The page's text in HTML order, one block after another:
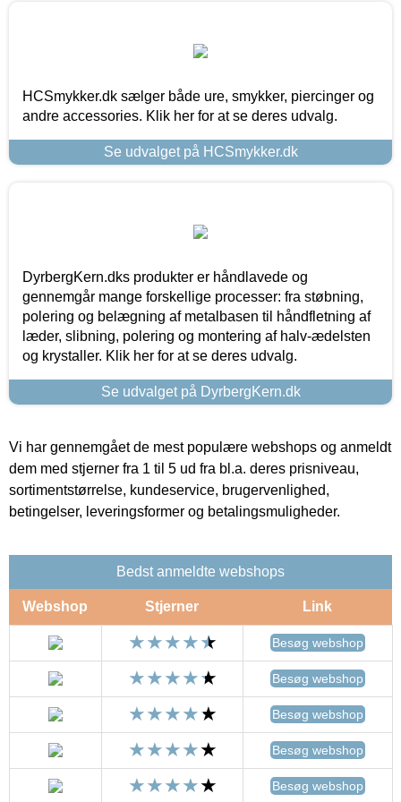
HCSmykker.dk sælger både ure, smykker, piercinger og
andre accessories. Klik her for at se deres udvalg.
Se udvalget på HCSmykker.dk
DyrbergKern.dks produkter er håndlavede og
gennemgår mange forskellige processer: fra støbning,
polering og belægning af metalbasen til håndfletning af
læder, slibning, polering og montering af halv-ædelsten
og krystaller. Klik her for at se deres udvalg.
Se udvalget på DyrbergKern.dk
Vi har gennemgået de mest populære webshops og anmeldt
dem med stjerner fra 1 til 5 ud fra bl.a. deres prisniveau,
sortimentstørrelse, kundeservice, brugervenlighed,
betingelser, leveringsformer og betalingsmuligheder.
Bedst anmeldte webshops
Webshop Stjerner Link
Besøg webshop
Besøg webshop
Besøg webshop
Besøg webshop
Besøg webshop